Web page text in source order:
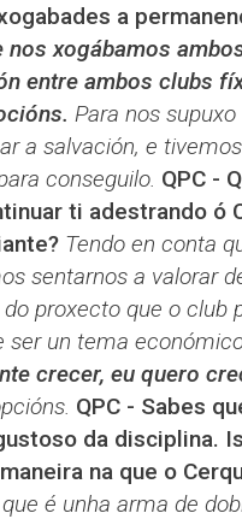
a
nos xogábamos
entre ambos clubs
Para nos
a salvación, e
conseguilo. QPC -
ti adestrando ó
Tendo en conta
sentarnos a valorar
proxecto que o club
ser un tema
crecer, eu quero
QPC - Sabes
da disciplina.
na que o
é unha arma de